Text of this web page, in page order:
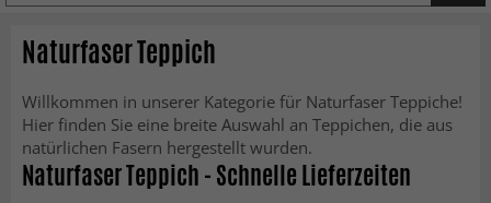
IN DEN WARENKORB GELEGT.
Naturfaser Teppich
Willkommen in unserer Kategorie für Naturfaser Teppiche!
Hier finden Sie eine breite Auswahl an Teppichen, die aus
natürlichen Fasern hergestellt wurden.
Naturfaser Teppich - Schnelle Lieferzeiten